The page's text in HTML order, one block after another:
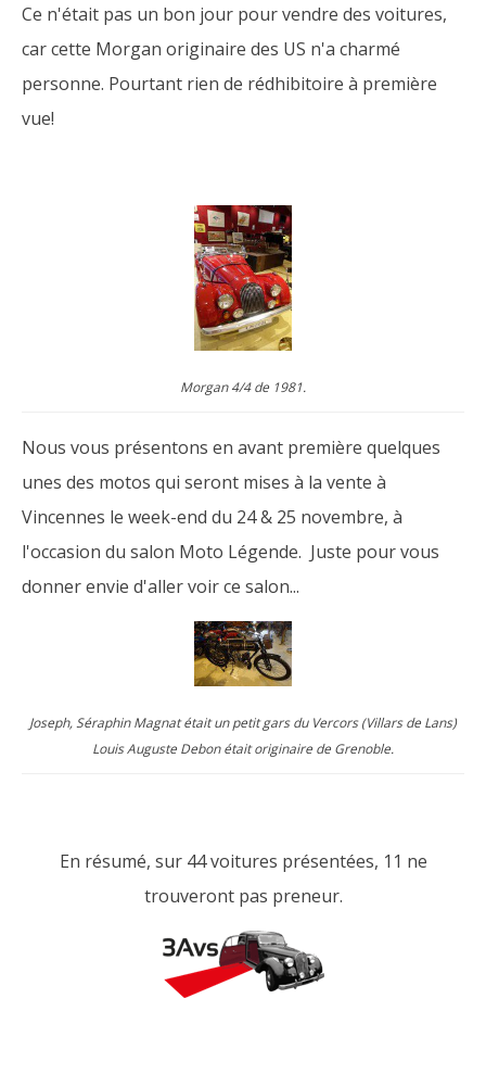
Ce n'était pas un bon jour pour vendre des voitures,
car cette Morgan originaire des US n'a charmé
personne. Pourtant rien de rédhibitoire à première
vue!
Morgan 4/4 de 1981.
Nous vous présentons en avant première quelques
unes des motos qui seront mises à la vente à
Vincennes le week-end du 24 & 25 novembre, à
l'occasion du salon Moto Légende. Juste pour vous
donner envie d'aller voir ce salon...
Joseph, Séraphin Magnat était un petit gars du Vercors (Villars de Lans)
Louis Auguste Debon était originaire de Grenoble.
En résumé, sur 44 voitures présentées, 11 ne
trouveront pas preneur.